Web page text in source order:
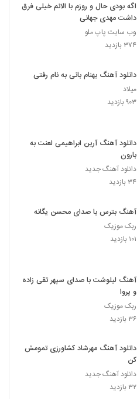
اگه بودی حال و روزم با الانم خیلی فرق
داشت مهدی جهانی
وب سایت پاپ ملو
۳۷۴ بازدید
دانلود آهنگ بهنام بانی به نام رفتی
میلاد
۹۰۳ بازدید
دانلود آهنگ آرین ابراهیمی لعنت به
بارون
دانلود آهنگ جدید
۳۴ بازدید
آهنگ بترس با صدای محسن یگانه
ربک موزیک
۱۰۱ بازدید
آهنگ لیلوشت با صدای سپهر تقی زاده
و پروا
ربک موزیک
۳۶ بازدید
دانلود آهنگ مهرشاد کشاورزی تمومش
کن
دانلود آهنگ جدید
۳۲ بازدید